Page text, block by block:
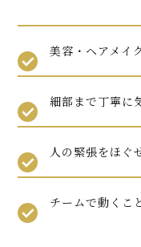
美容・ヘアメイ
細部まで丁寧に
人の緊張をほぐ
チームで動くこ